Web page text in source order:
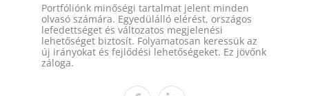
Portfóliónk minőségi tartalmat jelent minden
olvasó számára. Egyedülálló elérést, országos
lefedettséget és változatos megjelenési
lehetőséget biztosít. Folyamatosan keressük az
új irányokat és fejlődési lehetőségeket. Ez jövőnk
záloga.